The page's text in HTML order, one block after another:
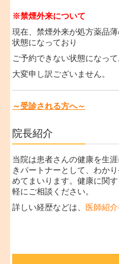
※禁煙外来について
現在、禁煙外来が処方薬品
状態になっており
ご予約できない状態になって
大変申し訳ございません。
～受診される方へ～
院長紹介
当院は患者さんの健康を生
きパートナーとして、わか
めてまいります。健康に関
軽にご相談ください。
詳しい経歴などは、
医師紹